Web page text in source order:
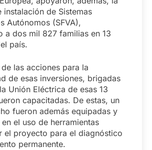
instalación de Sistemas
Autónomos (SFVA),
a dos mil 827 familias en 13
país.
las acciones para la
de esas inversiones, brigadas
Unión Eléctrica de esas 13
capacitadas. De estas, un
fueron además equipadas y
el uso de herramientas
el proyecto para el diagnóstico
permanente.